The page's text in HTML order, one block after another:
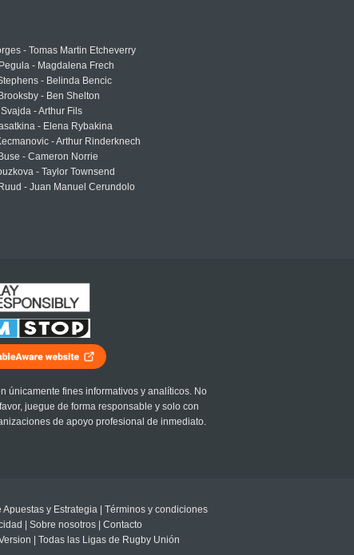
- Tomas Martin Etcheverry
- Magdalena Frech
- Belinda Bencic
- Ben Shelton
- Arthur Fils
- Elena Rybakina
- Arthur Rinderknech
- Cameron Norrie
- Taylor Townsend
- Juan Manuel Cerundolo
únicamente fines informativos y analíticos. No
juegue de forma responsable y solo con
de apoyo profesional de inmediato.
Apuestas y Estrategia
Términos y condiciones
Sobre nosotros
Contacto
Todas las Ligas de Rugby Unión